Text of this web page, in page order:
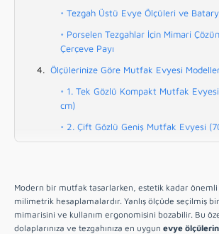
Tezgah Üstü Evye Ölçüleri ve
Porselen Tezgahlar İçin Mimari
Çerçeve Payı
Ölçülerinize Göre Mutfak Evyesi
1. Tek Gözlü Kompakt Mutfak
cm)
2. Çift Gözlü Geniş Mutfak Evyesi
Malzeme Seçimi ve Bakım Hakkında
Var?
Modern bir mutfak tasarlarken, estetik kadar
milimetrik hesaplamalardır. Yanlış ölçüde seçilmiş
mimarisini ve kullanım ergonomisini bozabilir. Bu
dolaplarınıza ve tezgahınıza en uygun evye